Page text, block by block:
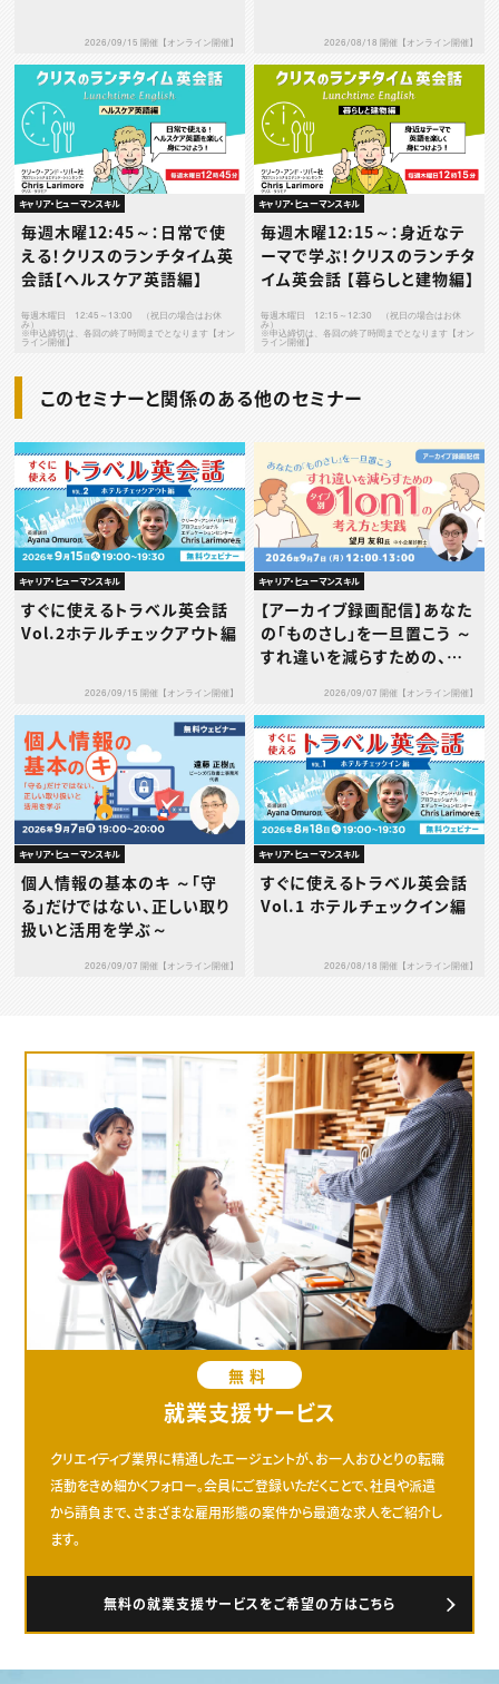
2026/09/15 開催【オンライン開催】 2026/08/18 開催【オンライン開催】
キャリア・ヒューマンスキル
毎週木曜12:45～：日常で使
える！クリスのランチタイム英
会話【ヘルスケア英語編】
毎週木曜日 12:45～13:00 （祝日の場合はお休
み）
※申込締切は、各回の終了時間までとなります【オン
ライン開催】
キャリア・ヒューマンスキル
毎週木曜12:15～：身近なテ
ーマで学ぶ！クリスのランチタ
イム英会話 【暮らしと建物編】
毎週木曜日 12:15～12:30 （祝日の場合はお休
み）
※申込締切は、各回の終了時間までとなります【オン
ライン開催】
このセミナーと関係のある他のセミナー
キャリア・ヒューマンスキル
すぐに使えるトラベル英会話
Vol.2ホテルチェックアウト編
2026/09/15 開催【オンライン開催】
キャリア・ヒューマンスキル
【アーカイブ録画配信】あなた
の「ものさし」を一旦置こう ～
すれ違いを減らすための、タ
2026/09/07 開催【オンライン開催】
キャリア・ヒューマンスキル
個人情報の基本のキ ～「守
る」だけではない、正しい取り
扱いと活用を学ぶ～
2026/09/07 開催【オンライン開催】
キャリア・ヒューマンスキル
すぐに使えるトラベル英会話
Vol.1 ホテルチェックイン編
2026/08/18 開催【オンライン開催】
無料
就業支援サービス
クリエイティブ業界に精通したエージェントが、お一人おひとりの転職
活動をきめ細かくフォロー。会員にご登録いただくことで、社員や派遣
から請負まで、さまざまな雇用形態の案件から最適な求人をご紹介し
ます。
無料の就業支援サービスをご希望の方はこちら